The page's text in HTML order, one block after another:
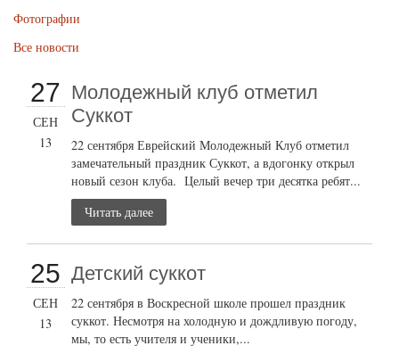
Фотографии
Все новости
27
СЕН
13
Молодежный клуб отметил
Суккот
22 сентября Еврейский Молодежный Клуб отметил
замечательный праздник Суккот, а вдогонку открыл
новый сезон клуба. Целый вечер три десятка ребят...
Читать далее
25
СЕН
13
Детский суккот
22 сентября в Воскресной школе прошел праздник
суккот. Несмотря на холодную и дождливую погоду,
мы, то есть учителя и ученики,...